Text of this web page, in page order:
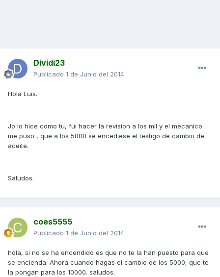
Dividi23
Publicado 1 de Junio del 2014
Hola Luis.
Jo lo hice como tu, fui hacer la revision a los mil y el mecanico
me puso , que a los 5000 se encediese el testigo de cambio de
aceite.
Saludos.
coes5555
Publicado 1 de Junio del 2014
hola, si no se ha encendido es que no te la han puesto para que
se encienda. Ahora cuando hagas el cambio de los 5000, que te
la pongan para los 10000. saludos.